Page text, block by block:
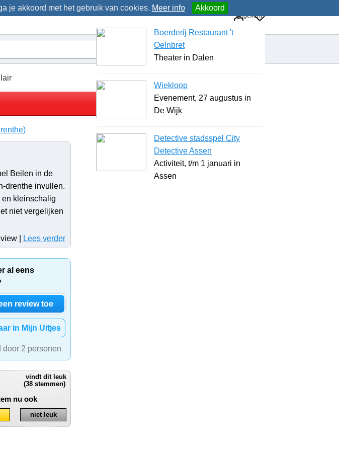
je akkoord met het gebruik van cookies. Meer info Akkoord
Beilen in de
drenthe invullen.
en kleinschalig
niet vergelijken
| Lees verder
al eens
review toe
in Mijn Uitjes
door 2 personen
vindt dit leuk
(38 stemmen)
nu ook
niet leuk
Uitgelicht
Boerderij Restaurant 't
Oelnbret
Theater in Dalen
Wiekloop
Evenement, 27 augustus in
De Wijk
Detective stadsspel City
Detective Assen
Activiteit, t/m 1 januari in
Assen